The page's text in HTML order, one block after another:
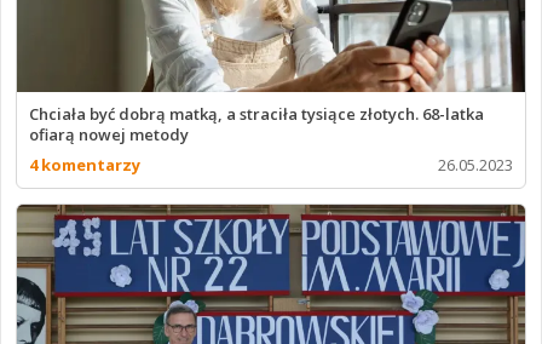
Chciała być dobrą matką, a straciła tysiące złotych. 68-latka
ofiarą nowej metody
4 komentarzy
26.05.2023